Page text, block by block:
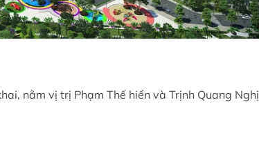
nằm vị trị Phạm Thế hiển và Trịnh Quang Nghị